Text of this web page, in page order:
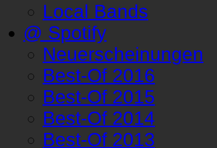
Local Bands
@ Spotify
Neuerscheinungen
Best-Of 2016
Best-Of 2015
Best-Of 2014
Best-Of 2013